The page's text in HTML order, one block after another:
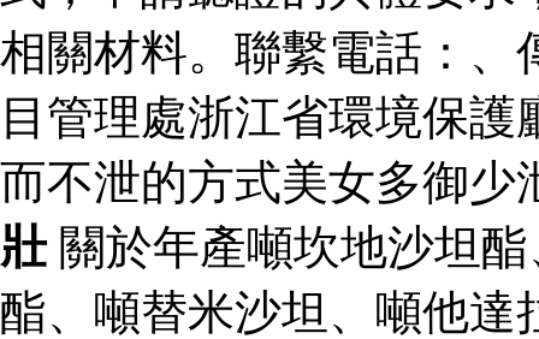
相關材料。聯繫電話：、
目管理處浙江省環境保護
而不泄的方式美女多御
壯關於年產噸坎地沙坦
酯、噸替米沙坦、噸他達